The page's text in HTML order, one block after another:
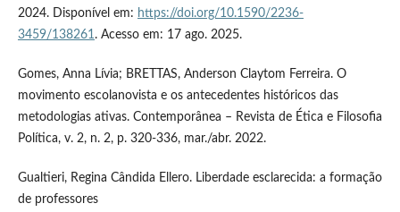
2024. Disponível em: https://doi.org/10.1590/2236-
3459/138261. Acesso em: 17 ago. 2025.
Gomes, Anna Lívia; BRETTAS, Anderson Claytom Ferreira. O
movimento escolanovista e os antecedentes históricos das
metodologias ativas. Contemporânea – Revista de Ética e Filosofia
Política, v. 2, n. 2, p. 320-336, mar./abr. 2022.
Gualtieri, Regina Cândida Ellero. Liberdade esclarecida: a formação
de professores